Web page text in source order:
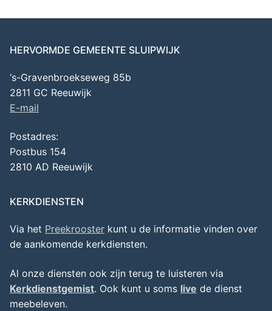
HERVORMDE GEMEENTE SLUIPWIJK
‘s-Gravenbroekseweg 85b
2811 GC Reeuwijk
E-mail
Postadres:
Postbus 154
2810 AD Reeuwijk
KERKDIENSTEN
Via het Preekrooster kunt u de informatie vinden over
de aankomende kerkdiensten.
Al onze diensten ook zijn terug te luisteren via
Kerkdienstgemist. Ook kunt u soms live de dienst
meebeleven.